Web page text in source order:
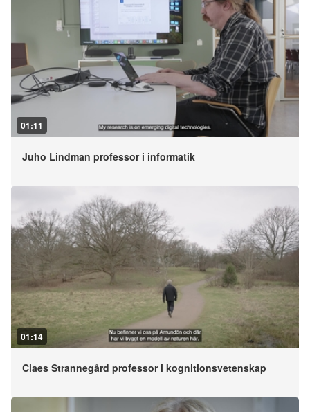
01:11
Juho Lindman professor i informatik
01:14
Claes Strannegård professor i kognitionsvetenskap